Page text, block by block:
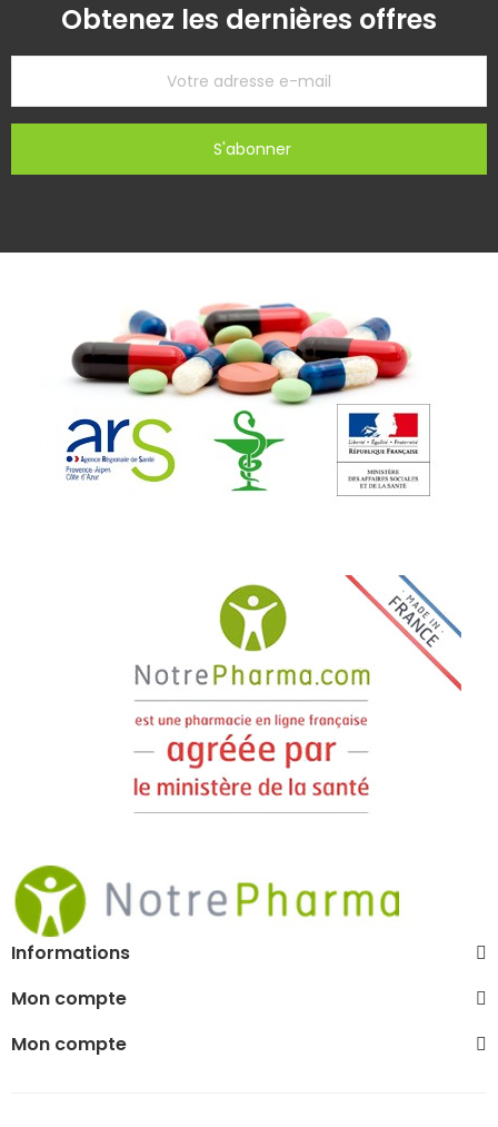
Obtenez les dernières offres
S'abonner
Informations
Mon compte
Mon compte